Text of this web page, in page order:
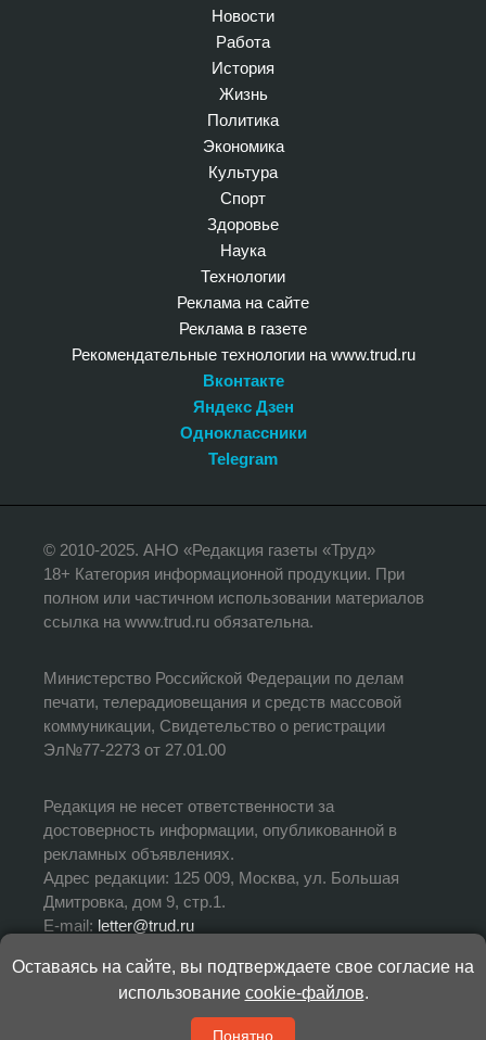
Новости
Работа
История
Жизнь
Политика
Экономика
Культура
Спорт
Здоровье
Наука
Технологии
Реклама на сайте
Реклама в газете
Рекомендательные технологии на www.trud.ru
Вконтакте
Яндекс Дзен
Одноклассники
Telegram
© 2010-2025. АНО «Редакция газеты «Труд»
18+ Категория информационной продукции. При
полном или частичном использовании материалов
ссылка на www.trud.ru обязательна.
Министерство Российской Федерации по делам
печати, телерадиовещания и средств массовой
коммуникации, Свидетельство о регистрации
Эл№77-2273 от 27.01.00
Редакция не несет ответственности за
достоверность информации, опубликованной в
рекламных объявлениях.
Адрес редакции: 125 009, Москва, ул. Большая
Дмитровка, дом 9, стр.1.
E-mail: letter@trud.ru
УЧРЕДИТЕЛЬ: АНО «Редакция газеты «Труд»
ИЗДАТЕЛЬ: АНО «Редакция газеты «Труд»
ГЛАВНЫЙ РЕДАКТОР: Валерий Симонов
Оставаясь на сайте, вы подтверждаете свое согласие на
использование cookie-файлов.
Понятно